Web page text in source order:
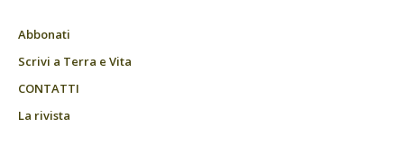
Abbonati
Scrivi a Terra e Vita
CONTATTI
La rivista